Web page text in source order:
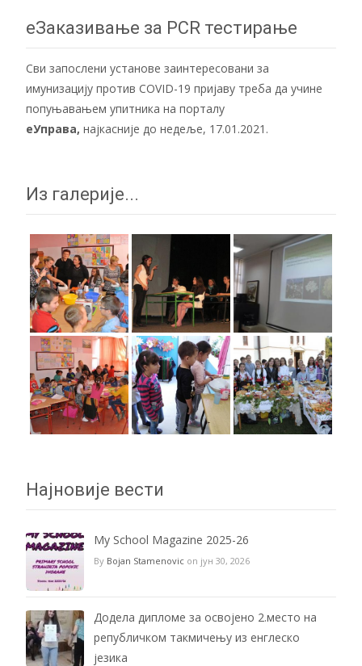
navigation
еЗаказивање за PCR тестирање
Сви запослени установе заинтересовани за
имунизацију против COVID-19 пријаву треба да учине
попуњавањем упитника на порталу
еУправа, најкасније до недеље, 17.01.2021.
Из галерије...
Најновије вести
My School Magazine 2025-26
By Bojan Stamenovic on јун 30, 2026
Додела дипломе за освојено 2.место на
републичком такмичењу из енглеско
језика